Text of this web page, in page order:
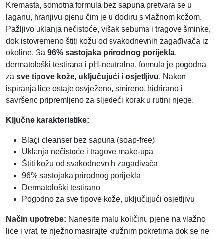
č
i
n
a
Kremasta, somotna formula bez sapuna pretvara se u
laganu, hranjivu pjenu čim je u dodiru s vlažnom kožom.
Pažljivo uklanja nečistoće, višak sebuma i tragove šminke,
dok istovremeno štiti kožu od svakodnevnih zagađivača iz
okoline. Sa 96% sastojaka prirodnog porijekla,
dermatološki testirana i pH-neutralna, formula je pogodna
za sve tipove kože, uključujući i osjetljivu. Nakon
ispiranja lice ostaje osvježeno, smireno, hidrirano i
savršeno pripremljeno za sljedeći korak u rutini njege.
Ključne karakteristike:
Blagi cleanser bez sapuna (soap-free)
Uklanja nečistoće i tragove make-upa
Štiti kožu od svakodnevnih zagađivača
96% sastojaka prirodnog porijekla
Dermatološki testirano
Pogodno za sve tipove kože, uključujući osjetljivu
Način upotrebe: Nanesite malu količinu pjene na vlažno
lice i vrat, te nježno masirajte kružnim pokretima dok se ne